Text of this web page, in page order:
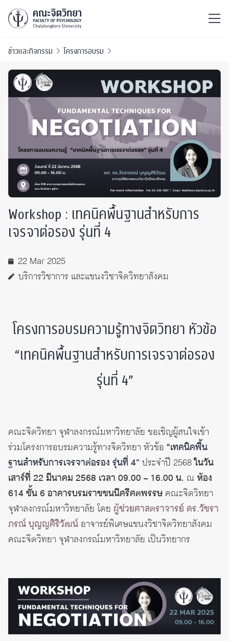
ข่าวและกิจกรรม โครงการอบรม
Workshop : เทคนิคพื้นฐานสำหรับการ
เจรจาต่อรอง รุ่นที่ 4
22 Mar 2025
บริการวิชาการ และแขนงวิชาจิตวิทยาสังคม
โครงการอบรมความรู้ทางจิตวิทยา หัวข้อ
“เทคนิคพื้นฐานสำหรับการเจรจาต่อรอง
รุ่นที่ 4”
คณะจิตวิทยา จุฬาลงกรณ์มหาวิทยาลัย ขอเชิญผู้สนใจเข้า
ร่วมโครงการอบรมความรู้ทางจิตวิทยา หัวข้อ “เทคนิคพื้น
ฐานสำหรับการเจรจาต่อรอง รุ่นที่ 4” ประจำปี 2568ในวัน
เสาร์ที่ 22 มีนาคม 2568 เวลา 09.00 – 16.00 น. ณ ห้อง
614 ชั้น 6 อาคารบรมราชชนนีศรีศตพรรษคณะจิตวิทยา
จุฬาลงกรณ์มหาวิทยาลัย โดย ผู้ช่วยศาสตราจารย์ ดร.วัชรา
ภรณ์ บุญญศิริวัฒน์อาจารย์พิเศษแขนงวิชาจิตวิทยาสังคม
คณะจิตวิทยา จุฬาลงกรณ์มหาวิทยาลัย เป็นวิทยากร